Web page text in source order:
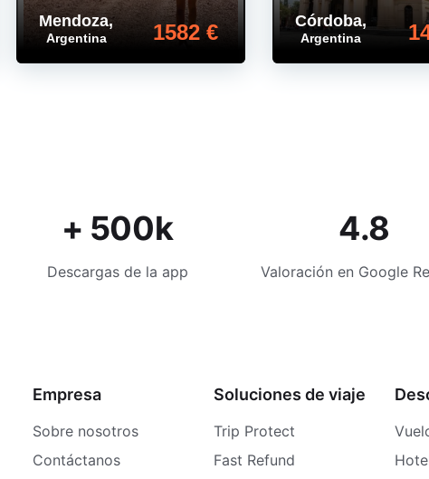
Mendoza,
Argentina 1582 € Córdoba,
Argentina
+ 500k
Descargas de la app
4.8
Valoración en Google
Empresa
Sobre nosotros
Contáctanos
Soluciones de viaje
Trip Protect
Fast Refund